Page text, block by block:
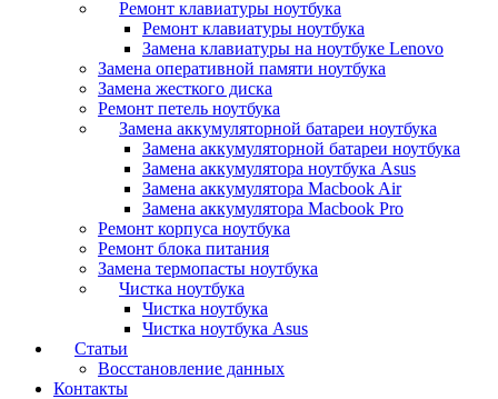
Ремонт клавиатуры ноутбука
Ремонт клавиатуры ноутбука
Замена клавиатуры на ноутбуке Lenovo
Замена оперативной памяти ноутбука
Замена жесткого диска
Ремонт петель ноутбука
Замена аккумуляторной батареи ноутбука
Замена аккумуляторной батареи ноутбука
Замена аккумулятора ноутбука Asus
Замена аккумулятора Macbook Air
Замена аккумулятора Macbook Pro
Ремонт корпуса ноутбука
Ремонт блока питания
Замена термопасты ноутбука
Чистка ноутбука
Чистка ноутбука
Чистка ноутбука Asus
Статьи
Восстановление данных
Контакты